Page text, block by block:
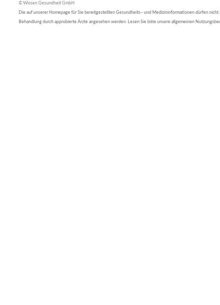
© Wissen Gesundheit GmbH
Die auf unserer Homepage für Sie bereitgestellten Gesundheits– und Medizininformationen dürfen nicht
Behandlung durch approbierte Ärzte angesehen werden. Lesen Sie bitte unsere allgemeinen